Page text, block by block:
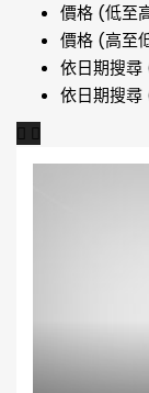
價格 (低至
價格 (高至
依日期搜尋
依日期搜尋